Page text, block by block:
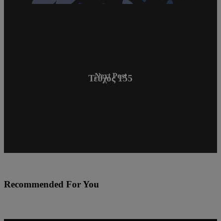
Next Post
Τεύχος 155
Recommended For You